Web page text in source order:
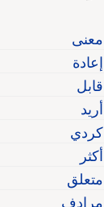
معنى
إعادة
قابل
أريد
كردي
أكثر
متعلق
مرادف